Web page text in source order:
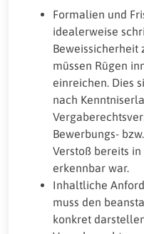
Formalien und
idealerweise
Beweissicherheit
müssen Rügen
einreichen. Dies
nach
Bewerbungs-
Verstoß bereits
erkennbar war.
Inhaltliche
muss den
konkret